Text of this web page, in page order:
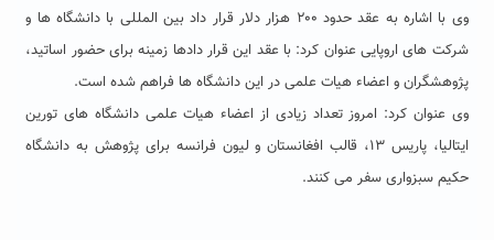
وی با اشاره به عقد حدود ۲۰۰ هزار دلار قرار داد بین المللی با دانشگاه ها و
شرکت های اروپایی عنوان کرد: با عقد این قرار دادها زمینه برای حضور اساتید،
پژوهشگران و اعضاء هیات علمی در این دانشگاه ها فراهم شده است.
وی عنوان کرد: امروز تعداد زیادی از اعضاء هیات علمی دانشگاه های تورین
ایتالیا، پاریس ۱۳، قالب افغانستان و لیون فرانسه برای پژوهش به دانشگاه
حکیم سبزواری سفر می کنند.